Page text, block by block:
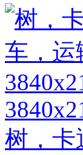
树，卡